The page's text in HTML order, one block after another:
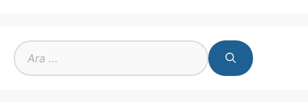
için
ara